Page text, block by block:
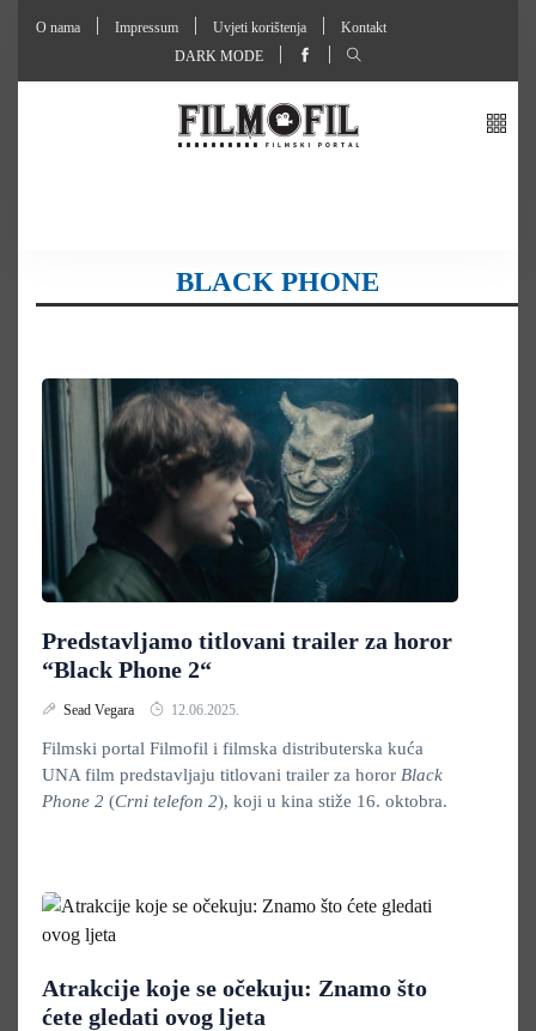
O nama Impressum Uvjeti korištenja
Kontakt
DARK MODE
BLACK PHONE
Predstavljamo titlovani trailer za horor
“Black Phone 2“
Sead Vegara 12.06.2025.
Filmski portal Filmofil i filmska distributerska kuća
UNA film predstavljaju titlovani trailer za horor Black
Phone 2 (Crni telefon 2), koji u kina stiže 16. oktobra.
Atrakcije koje se očekuju: Znamo što
ćete gledati ovog ljeta